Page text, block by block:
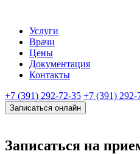
Услуги
Врачи
Цены
Документация
Контакты
+7 (391) 292-72-35 +7 (391) 292-
Записаться онлайн
Записаться на